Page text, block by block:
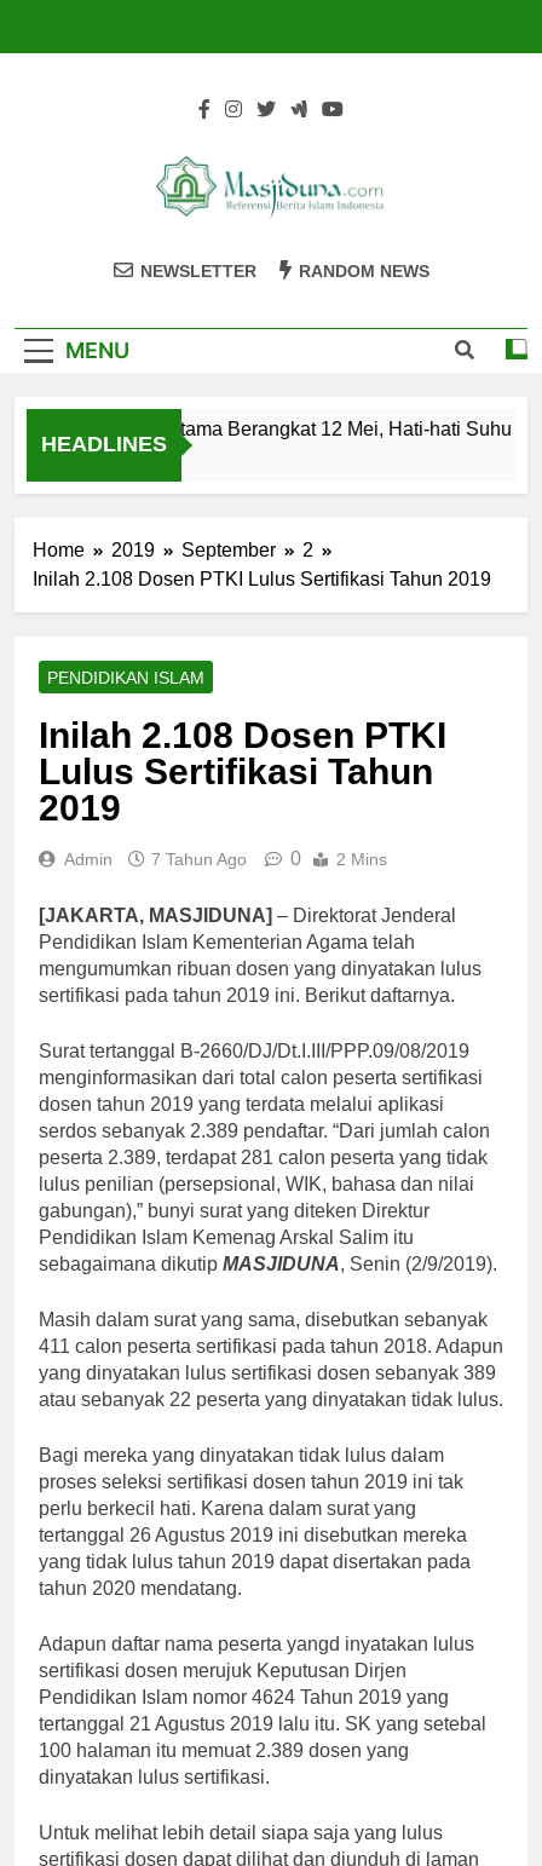
Masjiduna
NEWSLETTER RANDOM NEWS
MENU
HEADLINES
Haji Kloter Pertama Berangkat 12 Mei, Hati-hati Suhu
Home 2019 September
2
Inilah 2.108 Dosen PTKI Lulus Sertifikasi Tahun 2019
PENDIDIKAN ISLAM
Inilah 2.108 Dosen PTKI
Lulus Sertifikasi Tahun
2019
Admin 7 Tahun Ago 0 2 Mins
[JAKARTA, MASJIDUNA] – Direktorat Jenderal
Pendidikan Islam Kementerian Agama telah
mengumumkan ribuan dosen yang dinyatakan lulus
sertifikasi pada tahun 2019 ini. Berikut daftarnya.
Surat tertanggal B-2660/DJ/Dt.I.III/PPP.09/08/2019
menginformasikan dari total calon peserta sertifikasi
dosen tahun 2019 yang terdata melalui aplikasi
serdos sebanyak 2.389 pendaftar. “Dari jumlah calon
peserta 2.389, terdapat 281 calon peserta yang tidak
lulus penilian (persepsional, WIK, bahasa dan nilai
gabungan),” bunyi surat yang diteken Direktur
Pendidikan Islam Kemenag Arskal Salim itu
sebagaimana dikutip MASJIDUNA, Senin (2/9/2019).
Masih dalam surat yang sama, disebutkan sebanyak
411 calon peserta sertifikasi pada tahun 2018. Adapun
yang dinyatakan lulus sertifikasi dosen sebanyak 389
atau sebanyak 22 peserta yang dinyatakan tidak lulus.
Bagi mereka yang dinyatakan tidak lulus dalam
proses seleksi sertifikasi dosen tahun 2019 ini tak
perlu berkecil hati. Karena dalam surat yang
tertanggal 26 Agustus 2019 ini disebutkan mereka
yang tidak lulus tahun 2019 dapat disertakan pada
tahun 2020 mendatang.
Adapun daftar nama peserta yangd inyatakan lulus
sertifikasi dosen merujuk Keputusan Dirjen
Pendidikan Islam nomor 4624 Tahun 2019 yang
tertanggal 21 Agustus 2019 lalu itu. SK yang setebal
100 halaman itu memuat 2.389 dosen yang
dinyatakan lulus sertifikasi.
Untuk melihat lebih detail siapa saja yang lulus
sertifikasi dosen dapat dilihat dan diunduh di laman